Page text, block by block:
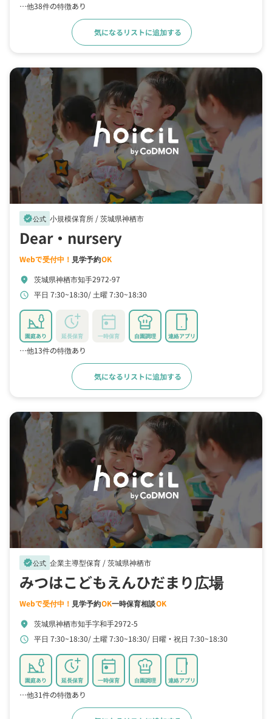
…他38件の特徴あり
気になるリストに追加する
verified公式 小規模保育所 /茨城県神栖市
Dear・nursery
Webで受付中！ 見学予約OK
location_on 茨城県神栖市知手2972-97
schedule 平日 7:30~18:30 土曜 7:30~18:30
園庭あり 延長保育 一時保育 自園調理 連絡アプリ
…他13件の特徴あり
気になるリストに追加する
verified公式 企業主導型保育 /茨城県神栖市
みつはこどもえんひだまり広場
Webで受付中！ 見学予約OK一時保育相談OK
location_on 茨城県神栖市知手字和手2972-5
schedule 平日 7:30~18:30 土曜 7:30~18:30 日曜・祝日 7:30~18:30
園庭あり 延長保育 一時保育 自園調理 連絡アプリ
…他31件の特徴あり